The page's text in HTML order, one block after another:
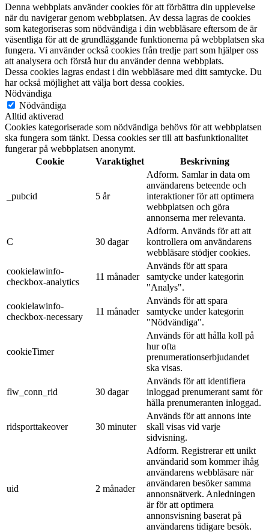
Denna webbplats använder cookies för att förbättra din upplevelse
när du navigerar genom webbplatsen. Av dessa lagras de cookies
som kategoriseras som nödvändiga i din webbläsare eftersom de är
väsentliga för att de grundläggande funktionerna på webbplatsen ska
fungera. Vi använder också cookies från tredje part som hjälper oss
att analysera och förstå hur du använder denna webbplats.
Dessa cookies lagras endast i din webbläsare med ditt samtycke. Du
har också möjlighet att välja bort dessa cookies.
Nödvändiga
Nödvändiga
Alltid aktiverad
Cookies kategoriserade som nödvändiga behövs för att webbplatsen
ska fungera som tänkt. Dessa cookies ser till att basfunktionalitet
fungerar på webbplatsen anonymt.
Cookie
Varaktighet Beskrivning
_pubcid 5 år
Adform. Samlar in data om
användarens beteende och
interaktioner för att optimera
webbplatsen och göra
annonserna mer relevanta.
C 30 dagar
Adform. Används för att att
kontrollera om användarens
webbläsare stödjer cookies.
cookielawinfo-
checkbox-analytics
11 månader
Används för att spara
samtycke under kategorin
"Analys".
cookielawinfo-
checkbox-necessary
11 månader
Används för att spara
samtycke under kategorin
"Nödvändiga".
cookieTimer
Används för att hålla koll på
hur ofta
prenumerationserbjudandet
ska visas.
flw_conn_rid 30 dagar
Används för att identifiera
inloggad prenumerant samt för
hålla prenumeranten inloggad.
ridsporttakeover 30 minuter
Används för att annons inte
skall visas vid varje
sidvisning.
uid 2 månader
Adform. Registrerar ett unikt
användarid som kommer ihåg
användarens webbläsare när
användaren besöker samma
annonsnätverk. Anledningen
är för att optimera
annonsvisning baserat på
användarens tidigare besök.